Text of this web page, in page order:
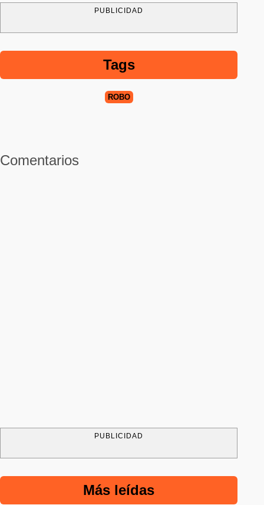
PUBLICIDAD
Tags
ROBO
Comentarios
PUBLICIDAD
Más leídas